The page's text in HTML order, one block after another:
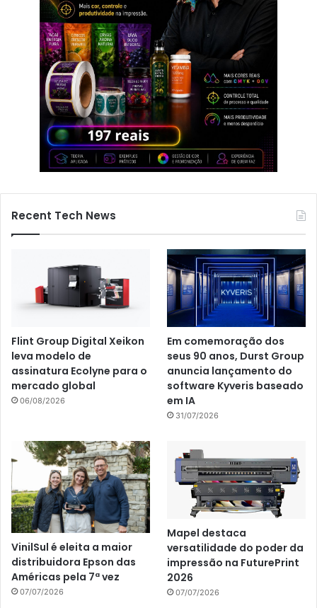
Recent Tech News
Flint Group Digital Xeikon
leva modelo de
assinatura Ecolyne para o
mercado global
06/08/2026
Em comemoração dos
seus 90 anos, Durst Group
anuncia lançamento do
software Kyveris baseado
em IA
31/07/2026
VinilSul é eleita a maior
distribuidora Epson das
Américas pela 7ª vez
07/07/2026
Mapel destaca
versatilidade do poder da
impressão na FuturePrint
2026
07/07/2026